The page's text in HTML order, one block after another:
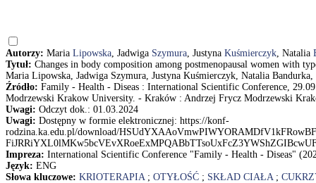
Autorzy: Maria Lipowska, Jadwiga Szymura, Justyna Kuśmierczyk, Natalia
Tytuł: Changes in body composition among postmenopausal women with
Maria Lipowska, Jadwiga Szymura, Justyna Kuśmierczyk, Natalia
Źródło: Family - Health - Diseas : International Scientific Conference,
Modrzewski Krakow University. - Kraków : Andrzej Frycz Modrzewski
Uwagi: Odczyt dok.: 01.03.2024
Uwagi: Dostępny w formie elektronicznej: https://konf-
rodzina.ka.edu.pl/download/
Impreza: International Scientific Conference "Family - Health - Diseas"
Język: ENG
Słowa kluczowe: KRIOTERAPIA; OTYŁOŚĆ ; SKŁAD CIAŁA;